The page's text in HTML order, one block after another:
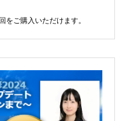
をご購入いただけます。